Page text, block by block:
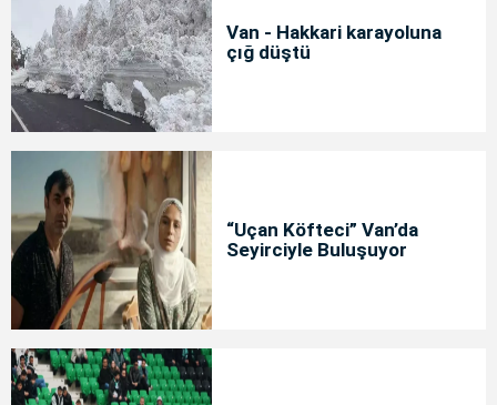
Van - Hakkari karayoluna
çığ düştü
“Uçan Köfteci” Van’da
Seyirciyle Buluşuyor